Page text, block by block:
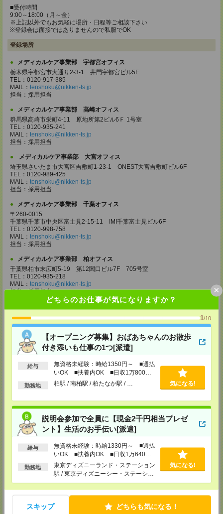
どちらのお仕事が気になりますか？
1/10
【オープニング募集】おばあちゃんのお散歩
付き添いも仕事の1つ[派遣]
給与
無資格未経験：時給1350円～ ■週払
いOK ■扶養内OK ■日収1万800円
以上
勤務地 柏駅 / 南柏駅 / 柏たなか駅 / … 気になる!
説明会参加で全員に【現金2千円相当プレゼ
ント】生活のお手伝い[派遣]
給与
無資格未経験：時給1330円～ ■週払
いOK ■扶養内OK ■日収1万640円
以上
勤務地
東京ディズニーランド・ステーション
駅 / 東京ディズニーシー・ステーショ
ン駅 / リゾートゲートウェイ・ステー
ション駅 / …
気になる!
スキップ どちらも気になる！
×
■受付時間
9:00～18:00（月～金）
※上記以外でもお気軽に場所・日程等ご相談下さい
※登録会は面接ではありませんので私服でOK
登録場所
メディカルケア事業部 宇都宮オフィス
栃木県宇都宮市大通り2-3-1 井門宇都宮ビル5F
TEL：0120-917-385
MAIL： tenshoku@nikken-ts.jp
担当：採用担当
メディカルケア事業部 高崎オフィス
群馬県高崎市栄町4-11 原地所第2ビル6Ｆ 1号室
TEL：0120-935-241
MAIL： tenshoku@nikken-ts.jp
担当：採用担当
メディカルケア事業部 大宮オフィス
埼玉県さいたま市大宮区吉敷町1-23-1 ONEST大宮吉敷町ビル6F
TEL：0120-989-425
MAIL： tenshoku@nikken-ts.jp
担当：採用担当
メディカルケア事業部 千葉オフィス
〒260-0015
千葉県千葉市中央区富士見2-15-11 IMI千葉富士見ビル6F
TEL：0120-998-758
MAIL： tenshoku@nikken-ts.jp
担当：採用担当
メディカルケア事業部 柏オフィス
千葉県柏市末広町5-19 第12関口ビル7F 705号室
TEL：0120-935-218
MAIL： tenshoku@nikken-ts.jp
担当：採用担当
東京都新宿区新宿2-3-10 新宿御苑ビル6階
TEL：0120-457-235
MAIL：tenshoku@nikken-ts.jp
担当：採用担当
メディカルケア事業部 立川事業所
東京都立川市錦町1-12-14
TEL：0120-934-200
担当：採用担当
メディカルケア事業部 町田オフィス
東京都町田市森野1-7-23 大樹生命町田ビル6F
TEL：0120-453-285
MAIL：tenshoku@nikken-ts.jp
担当：採用担当
メディカルケア事業部 横浜オフィス
神奈川県横浜市保土ケ谷区神戸町134 横浜ビジネスパークサウスタワー
2F B区画
TEL：0120-901-799
MAIL：
担当：採用担当
登録交通費